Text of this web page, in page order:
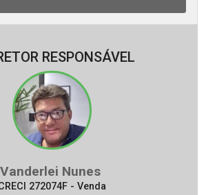
RESPONSÁVEL
Vanderlei Nunes
272074F - Venda